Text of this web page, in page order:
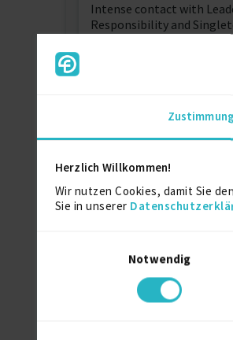
Zustimmung
Herzlich Willkommen!
Wir nutzen Cookies, damit Sie
Sie in unserer
Notwendig
Intense contact with
Responsibility and
I should highlight my
Spatial, Geotools,
With regard to the
Weitere Kenntnisse
Technical Skills with
Java / JSP
JavaScript
IBM lotus / notes